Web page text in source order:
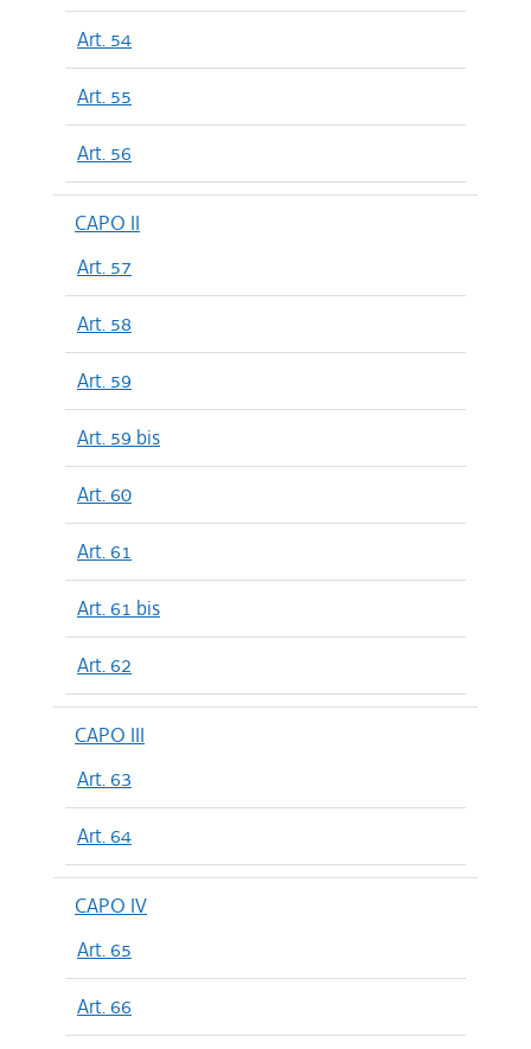
Art. 54
Art. 55
Art. 56
CAPO II
Art. 57
Art. 58
Art. 59
Art. 59 bis
Art. 60
Art. 61
Art. 61 bis
Art. 62
CAPO III
Art. 63
Art. 64
CAPO IV
Art. 65
Art. 66